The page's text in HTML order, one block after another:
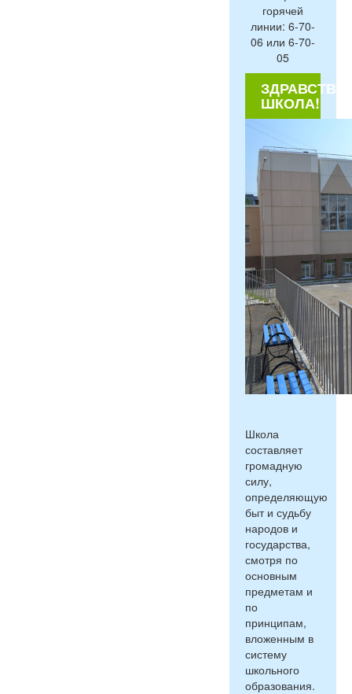
горячей
линии: 6-70-
06 или 6-70-
05
ШКОЛА!
Школа
составляет
громадную
силу,
определяющую
быт и судьбу
народов и
государства,
смотря по
основным
предметам и
по
принципам,
вложенным в
систему
школьного
образования.